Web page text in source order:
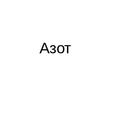
Азот